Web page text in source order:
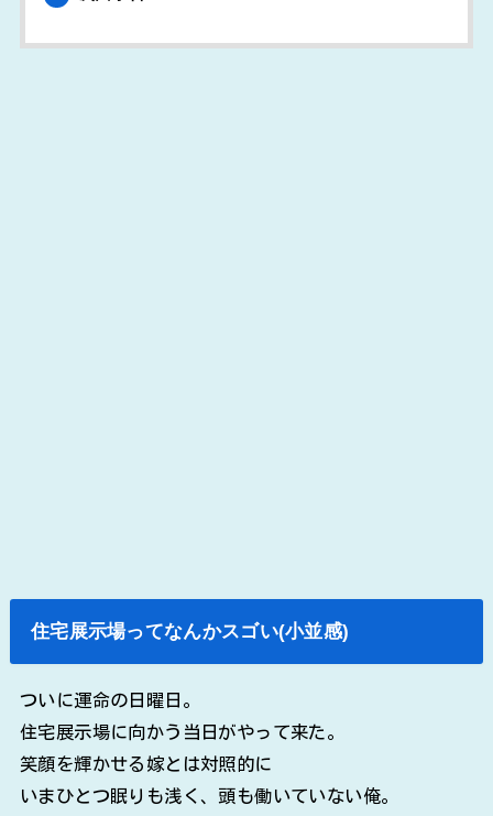
住宅展示場ってなんかスゴい(小並感)
ついに運命の日曜日。
住宅展示場に向かう当日がやって来た。
笑顔を輝かせる嫁とは対照的に
いまひとつ眠りも浅く、頭も働いていない俺。